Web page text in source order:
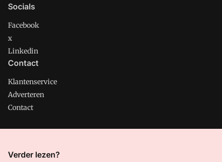
Socials
Facebook
x
Linkedin
Contact
Klantenservice
Adverteren
Contact
CMweb is onderdeel van VMN media. Lees in
Verder lezen?